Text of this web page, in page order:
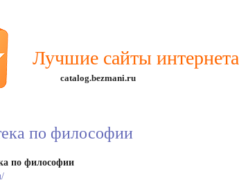
Лучшие сайты интернета
catalog.bezmani.ru
по философии
по философии